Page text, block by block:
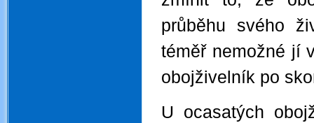
průběhu svého
téměř nemožné jí
obojživelník po
U ocasatých